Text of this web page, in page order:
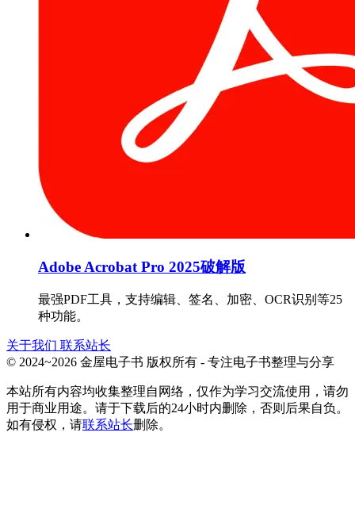
Adobe Acrobat Pro 2025破解版
最强PDF工具，支持编辑、签名、加密、OCR识别等25
种功能。
关于我们 联系站长
© 2024~2026 金屋电子书 版权所有 - 专注电子书整理与分享
本站所有内容均收集整理自网络，仅作为学习交流使用，请勿
用于商业用途。请于下载后的24小时内删除，否则后果自负。
如有侵权，请联系站长删除。